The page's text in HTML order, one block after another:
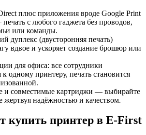
плюс приложения вроде Google Print
с любого гаджета без проводов,
или команды.
дуплекс (двусторонняя печать)
вдвое и ускоряет создание брошюр или
для офиса: все сотрудники
одному принтеру, печать становится
и совместимые картриджи — выбирайте
жертвуя надёжностью и качеством.
купить принтер в E‑First